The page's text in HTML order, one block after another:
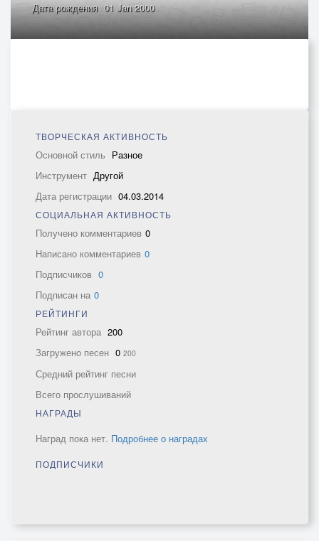
Дата рождения 01 Jan 2000
ТВОРЧЕСКАЯ АКТИВНОСТЬ
Основной стиль Разное
Инструмент Другой
Дата регистрации 04.03.2014
СОЦИАЛЬНАЯ АКТИВНОСТЬ
Получено комментариев 0
Написано комментариев 0
Подписчиков 0
Подписан на 0
РЕЙТИНГИ
Рейтинг автора 200
Загружено песен 0 200
Средний рейтинг песни
Всего прослушиваний
НАГРАДЫ
Наград пока нет. Подробнее о наградах
ПОДПИСЧИКИ